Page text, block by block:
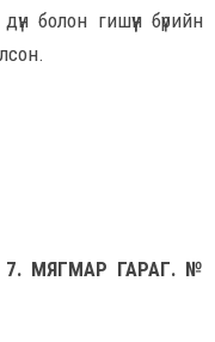
болон гишүүн бүрийн
МЯГМАР ГАРАГ. №